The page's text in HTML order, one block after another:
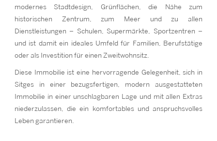
modernes Stadtdesign, Grünflächen, die Nähe zum
historischen Zentrum, zum Meer und zu allen
Dienstleistungen – Schulen, Supermärkte, Sportzentren –
und ist damit ein ideales Umfeld für Familien, Berufstätige
oder als Investition für einen Zweitwohnsitz.
Diese Immobilie ist eine hervorragende Gelegenheit, sich in
Sitges in einer bezugsfertigen, modern ausgestatteten
Immobilie in einer unschlagbaren Lage und mit allen Extras
niederzulassen, die ein komfortables und anspruchsvolles
Leben garantieren.